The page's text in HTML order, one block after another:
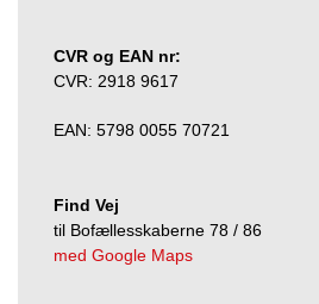
CVR og EAN nr:
CVR: 2918 9617
EAN: 5798 0055 70721
Find Vej
til Bofællesskaberne 78 / 86
med Google Maps